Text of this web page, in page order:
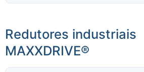
Redutores industriais
MAXXDRIVE®